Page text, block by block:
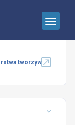
tworzyw